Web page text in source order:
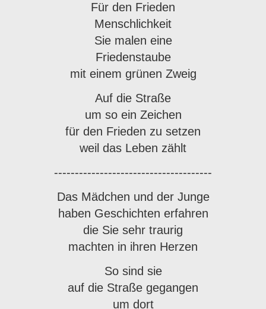
Für den Frieden
Menschlichkeit
Sie malen eine
Friedenstaube
mit einem grünen Zweig
Auf die Straße
um so ein Zeichen
für den Frieden zu setzen
weil das Leben zählt
--------------------------------------
Das Mädchen und der Junge
haben Geschichten erfahren
die Sie sehr traurig
machten in ihren Herzen
So sind sie
auf die Straße gegangen
um dort